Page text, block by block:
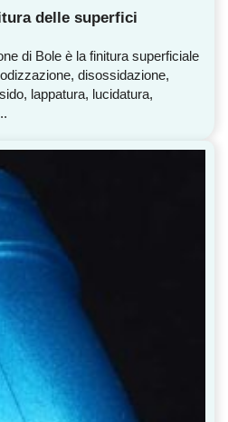
delle superfici
di Bole è la finitura superficiale
disossidazione,
lappatura, lucidatura,